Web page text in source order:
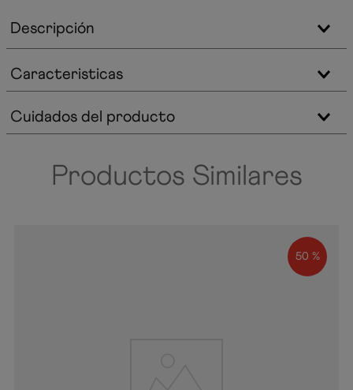
Descripción
Caracteristicas
Cuidados del producto
Productos Similares
50 %